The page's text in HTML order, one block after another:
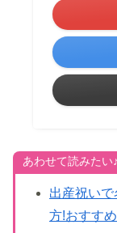
あわせて読みたい♪
出産祝い
方!おすす